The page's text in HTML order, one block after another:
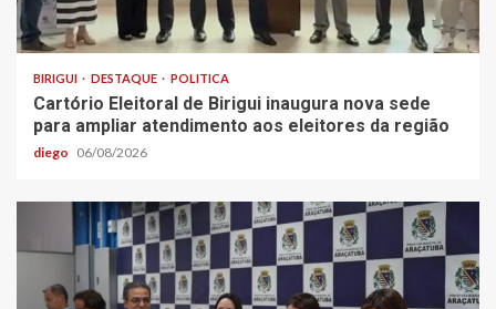
BIRIGUI DESTAQUE POLITICA
Cartório Eleitoral de Birigui inaugura nova sede
para ampliar atendimento aos eleitores da região
diego 06/08/2026